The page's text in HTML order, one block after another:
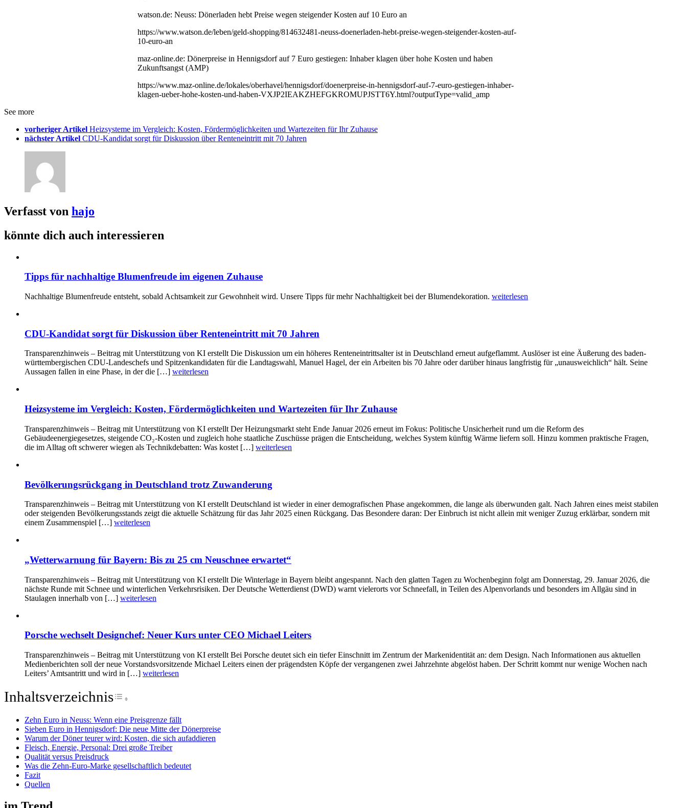
watson.de: Neuss: Dönerladen hebt Preise wegen steigender Kosten auf 10 Euro an
https://www.watson.de/leben/geld-shopping/814632481-neuss-doenerladen-hebt-preise-wegen-steigender-kosten-auf-
10-euro-an
maz-online.de: Dönerpreise in Hennigsdorf auf 7 Euro gestiegen: Inhaber klagen über hohe Kosten und haben
Zukunftsangst (AMP)
https://www.maz-online.de/lokales/oberhavel/hennigsdorf/doenerpreise-in-hennigsdorf-auf-7-euro-gestiegen-inhaber-
klagen-ueber-hohe-kosten-und-haben-VXJP2IEAKZHEFGKROMUPJSTT6Y.html?outputType=valid_amp
See more
vorheriger Artikel Heizsysteme im Vergleich: Kosten, Fördermöglichkeiten und Wartezeiten für Ihr Zuhause
nächster Artikel CDU-Kandidat sorgt für Diskussion über Renteneintritt mit 70 Jahren
Verfasst von hajo
könnte dich auch interessieren
Tipps für nachhaltige Blumenfreude im eigenen Zuhause
Nachhaltige Blumenfreude entsteht, sobald Achtsamkeit zur Gewohnheit wird. Unsere Tipps für mehr Nachhaltigkeit bei der Blumendekoration. weiterlesen
CDU-Kandidat sorgt für Diskussion über Renteneintritt mit 70 Jahren
Transparenzhinweis – Beitrag mit Unterstützung von KI erstellt Die Diskussion um ein höheres Renteneintrittsalter ist in Deutschland erneut aufgeflammt. Auslöser ist eine Äußerung des baden-
württembergischen CDU-Landeschefs und Spitzenkandidaten für die Landtagswahl, Manuel Hagel, der ein Arbeiten bis 70 Jahre oder darüber hinaus langfristig für „unausweichlich“ hält. Seine
Aussagen fallen in eine Phase, in der die […] weiterlesen
Heizsysteme im Vergleich: Kosten, Fördermöglichkeiten und Wartezeiten für Ihr Zuhause
Transparenzhinweis – Beitrag mit Unterstützung von KI erstellt Der Heizungsmarkt steht Ende Januar 2026 erneut im Fokus: Politische Unsicherheit rund um die Reform des
Gebäudeenergiegesetzes, steigende CO₂-Kosten und zugleich hohe staatliche Zuschüsse prägen die Entscheidung, welches System künftig Wärme liefern soll. Hinzu kommen praktische Fragen,
die im Alltag oft schwerer wiegen als Technikdebatten: Was kostet […] weiterlesen
Bevölkerungsrückgang in Deutschland trotz Zuwanderung
Transparenzhinweis – Beitrag mit Unterstützung von KI erstellt Deutschland ist wieder in einer demografischen Phase angekommen, die lange als überwunden galt. Nach Jahren eines meist stabilen
oder steigenden Bevölkerungsstands zeigt die aktuelle Schätzung für das Jahr 2025 einen Rückgang. Das Besondere daran: Der Einbruch ist nicht allein mit weniger Zuzug erklärbar, sondern mit
einem Zusammenspiel […] weiterlesen
„Wetterwarnung für Bayern: Bis zu 25 cm Neuschnee erwartet“
Transparenzhinweis – Beitrag mit Unterstützung von KI erstellt Die Winterlage in Bayern bleibt angespannt. Nach den glatten Tagen zu Wochenbeginn folgt am Donnerstag, 29. Januar 2026, die
nächste Runde mit Schnee und winterlichen Verkehrsrisiken. Der Deutsche Wetterdienst (DWD) warnt vielerorts vor Schneefall, in Teilen des Alpenvorlands und besonders im Allgäu sind in
Staulagen innerhalb von […] weiterlesen
Porsche wechselt Designchef: Neuer Kurs unter CEO Michael Leiters
Transparenzhinweis – Beitrag mit Unterstützung von KI erstellt Bei Porsche deutet sich ein tiefer Einschnitt im Zentrum der Markenidentität an: dem Design. Nach Informationen aus aktuellen
Medienberichten soll der neue Vorstandsvorsitzende Michael Leiters einen der prägendsten Köpfe der vergangenen zwei Jahrzehnte abgelöst haben. Der Schritt kommt nur wenige Wochen nach
Leiters’ Amtsantritt und wird in […] weiterlesen
InhaltsverzeichnisToggle Table of Content
Zehn Euro in Neuss: Wenn eine Preisgrenze fällt
Sieben Euro in Hennigsdorf: Die neue Mitte der Dönerpreise
Warum der Döner teurer wird: Kosten, die sich aufaddieren
Fleisch, Energie, Personal: Drei große Treiber
Qualität versus Preisdruck
Was die Zehn-Euro-Marke gesellschaftlich bedeutet
Fazit
Quellen